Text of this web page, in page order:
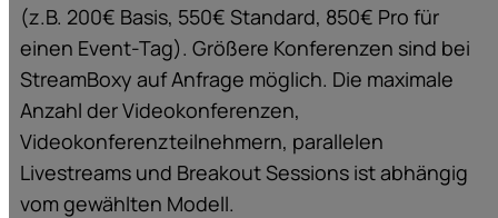
(z.B. 200€ Basis, 550€ Standard, 850€ Pro für
einen Event-Tag). Größere Konferenzen sind bei
StreamBoxy auf Anfrage möglich. Die maximale
Anzahl der Videokonferenzen,
Videokonferenzteilnehmern, parallelen
Livestreams und Breakout Sessions ist abhängig
vom gewählten Modell.